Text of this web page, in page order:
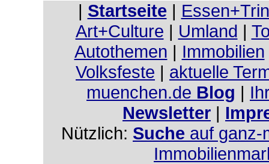
| Startseite |
Art+Culture | Umland |
Autothemen | Immobilien
Volksfeste | aktuelle
muenchen.de Blog |
Newsletter |
Nützlich: Suche auf ganz-